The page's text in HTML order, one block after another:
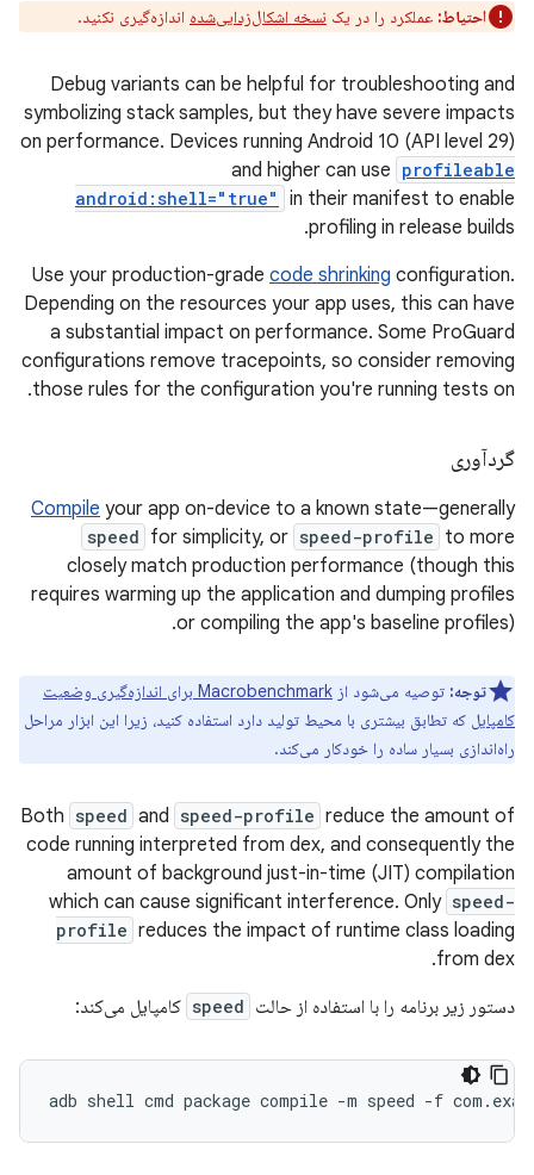
احتیاط: عملکرد را در یک نسخه اشکال‌زدایی‌شده اندازه‌گیری نکنید.
Debug variants can be helpful for troubleshooting and
symbolizing stack samples, but they have severe impacts
on performance. Devices running Android 10 (API level 29)
and higher can use profileable
android:shell="true"
in their manifest to enable
profiling in release builds.
Use your production-grade code shrinking configuration.
Depending on the resources your app uses, this can have
a substantial impact on performance. Some ProGuard
configurations remove tracepoints, so consider removing
those rules for the configuration you're running tests on.
گردآوری
Compile your app on-device to a known state—generally
speed for simplicity, or speed-profile to more
closely match production performance (though this
requires warming up the application and dumping profiles
or compiling the app's baseline profiles).
توجه: توصیه می‌شود از
Macrobenchmark برای اندازه‌گیری وضعیت
کامپایل که تطابق بیشتری با محیط تولید دارد استفاده کنید، زیرا این ابزار مراحل
راه‌اندازی بسیار ساده را خودکار می‌کند.
Both speed and speed-profile reduce the amount of
code running interpreted from dex, and consequently the
amount of background just-in-time (JIT) compilation
which can cause significant interference. Only speed-
profile reduces the impact of runtime class loading
from dex.
دستور زیر برنامه را با استفاده از حالت speed کامپایل می‌کند:
adb shell cmd package compile -m speed -f